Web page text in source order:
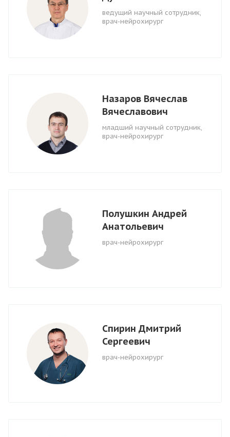
ведущий научный сотрудник,
врач-нейрохирург
Назаров Вячеслав
Вячеславович
младший научный сотрудник,
врач-нейрохирург
Полушкин Андрей
Анатольевич
врач-нейрохирург
Спирин Дмитрий
Сергеевич
врач-нейрохирург